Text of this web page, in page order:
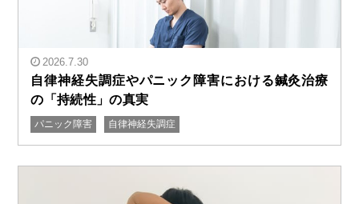
" alt="自律神経失調症やパニック障害における鍼灸治療
2026.7.30
自律神経失調症やパニック障害における鍼灸治療
の「持続性」の真実
パニック障害 自律神経失調症